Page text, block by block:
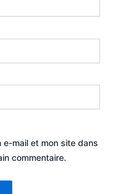
e-mail et mon site dans
commentaire.